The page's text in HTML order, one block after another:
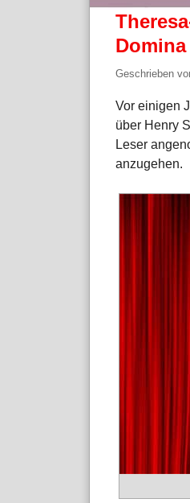
Geschrieben
Vor einigen
über Henry
Leser
anzugehen.